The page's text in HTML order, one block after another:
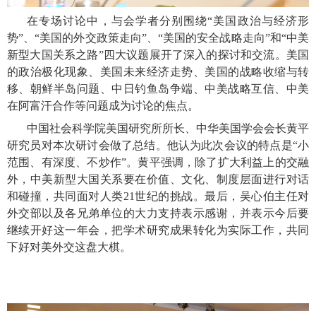
在专场讨论中，与会学者分别围绕“美国政治与经济形
势”、“美国的外交政策走向”、“美国的安全战略走向”和“中美
新型大国关系之路”四大议题展开了深入的探讨和交流。美国
的政治极化现象、美国未来经济走势、美国的战略收缩与转
移、朝鲜半岛问题、中日钓鱼岛争端、中美战略互信、中美
在阿富汗合作等问题成为讨论的焦点。
中国社会科学院美国研究所所长、中华美国学会会长黄平
研究员对本次研讨会做了总结。他认为此次会议的特点是“小
范围、有深度、不炒作”。黄平强调，除了扩大利益上的交融
外，中美新型大国关系要在价值、文化、制度层面进行对话
和碰撞，共同面对人类21世纪的挑战。最后，吴心伯主任对
外交部以及各兄弟单位的大力支持表示感谢，并表示今后要
继续开好这一年会，把学术研究成果转化为实际工作，共同
下好对美外交这盘大棋。